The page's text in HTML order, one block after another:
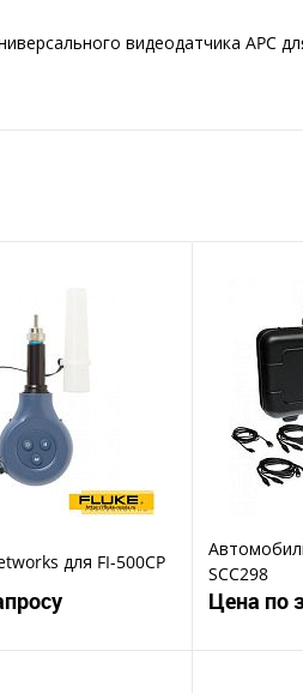
видеодатчика APC
для FI-500CP
SCC298
Цена по